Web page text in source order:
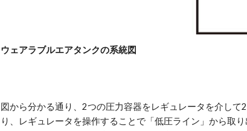
ウェアラブルエアタンクの系統図
図から分かる通り、2つの圧力容器をレギュレータを介し
り、レギュレータを操作することで「低圧ライン」から取